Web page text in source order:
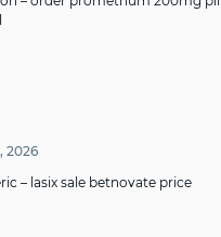
2026
– lasix sale betnovate price